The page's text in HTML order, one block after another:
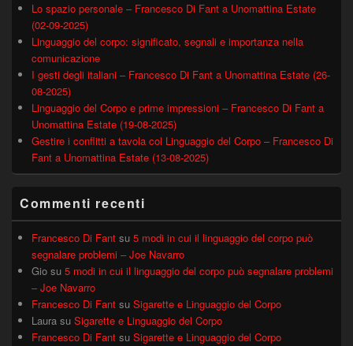
Lo spazio personale – Francesco Di Fant a Unomattina Estate
(02-09-2025)
Linguaggio del corpo: significato, segnali e importanza nella
comunicazione
I gesti degli italiani – Francesco Di Fant a Unomattina Estate (26-
08-2025)
Linguaggio del Corpo e prime impressioni – Francesco Di Fant a
Unomattina Estate (19-08-2025)
Gestire i conflitti a tavola col Linguaggio del Corpo – Francesco Di
Fant a Unomattina Estate (13-08-2025)
Commenti recenti
Francesco Di Fant su 5 modi in cui il linguaggio del corpo può
segnalare problemi – Joe Navarro
Gio su 5 modi in cui il linguaggio del corpo può segnalare problemi
– Joe Navarro
Francesco Di Fant su Sigarette e Linguaggio del Corpo
Laura su Sigarette e Linguaggio del Corpo
Francesco Di Fant su Sigarette e Linguaggio del Corpo